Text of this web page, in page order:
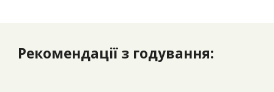
Рекомендації з годування: